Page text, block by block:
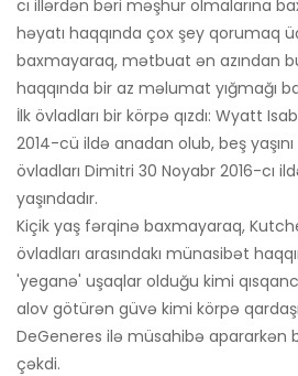
cı illərdən bəri məşhur olmalarına
həyatı haqqında çox şey qorumaq
baxmayaraq, mətbuat ən azından
haqqında bir az məlumat yığmağı
İlk övladları bir körpə qızdı: Wyatt
2014-cü ildə anadan olub, beş
övladları Dimitri 30 Noyabr 2016-cı
yaşındadır.
Kiçik yaş fərqinə baxmayaraq,
övladları arasındakı münasibət
'yeganə' uşaqlar olduğu kimi
alov götürən güvə kimi körpə
DeGeneres ilə müsahibə apararkən
çəkdi.